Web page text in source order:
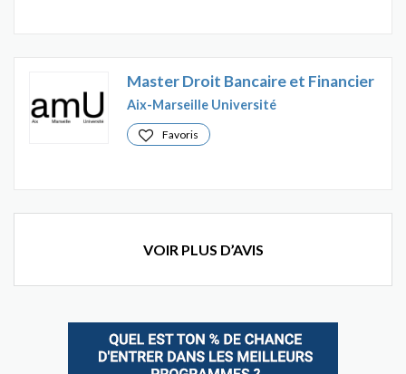
Master Droit Bancaire et Financier
Aix-Marseille Université
Favoris
VOIR PLUS D’AVIS